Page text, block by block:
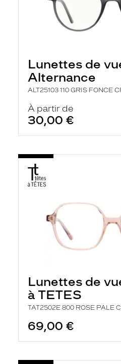
Lunettes de
Alternance
ALT25103 110 GRIS FONCE
À partir de
30,00 €
Lunettes de
à TETES
TAT2502E 800 ROSE PALE
69,00 €